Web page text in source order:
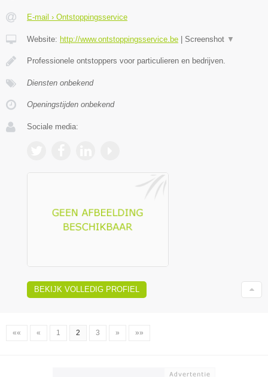
E-mail › Ontstoppingsservice
Website: http://www.ontstoppingsservice.be Screenshot ▼
Professionele ontstoppers voor particulieren en bedrijven.
Diensten onbekend
Openingstijden onbekend
Sociale media:
BEKIJK VOLLEDIG PROFIEL
«« « 1 2 3 » »»